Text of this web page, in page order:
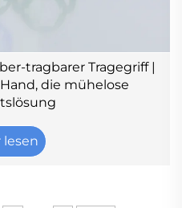
tragbarer Tragegriff |
die mühelose
lesen